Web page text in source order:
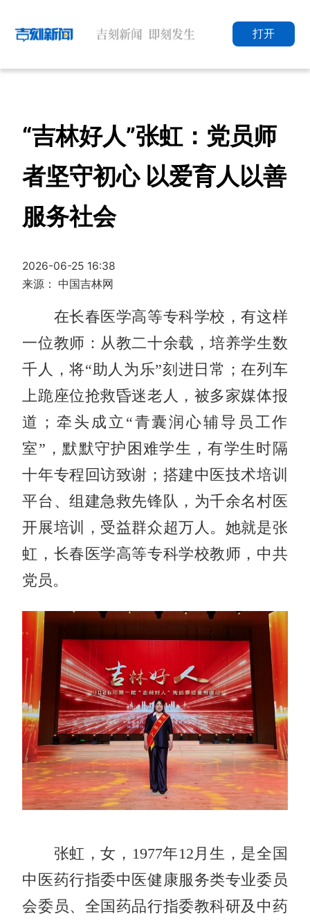
打开
“吉林好人”张虹：党员师
者坚守初心 以爱育人以善
服务社会
2026-06-25 16:38
来源： 中国吉林网
在长春医学高等专科学校，有这样
一位教师：从教二十余载，培养学生数
千人，将“助人为乐”刻进日常；在列车
上跪座位抢救昏迷老人，被多家媒体报
道；牵头成立“青囊润心辅导员工作
室”，默默守护困难学生，有学生时隔
十年专程回访致谢；搭建中医技术培训
平台、组建急救先锋队，为千余名村医
开展培训，受益群众超万人。她就是张
虹，长春医学高等专科学校教师，中共
党员。
张虹，女，1977年12月生，是全国
中医药行指委中医健康服务类专业委员
会委员、全国药品行指委教科研及中药